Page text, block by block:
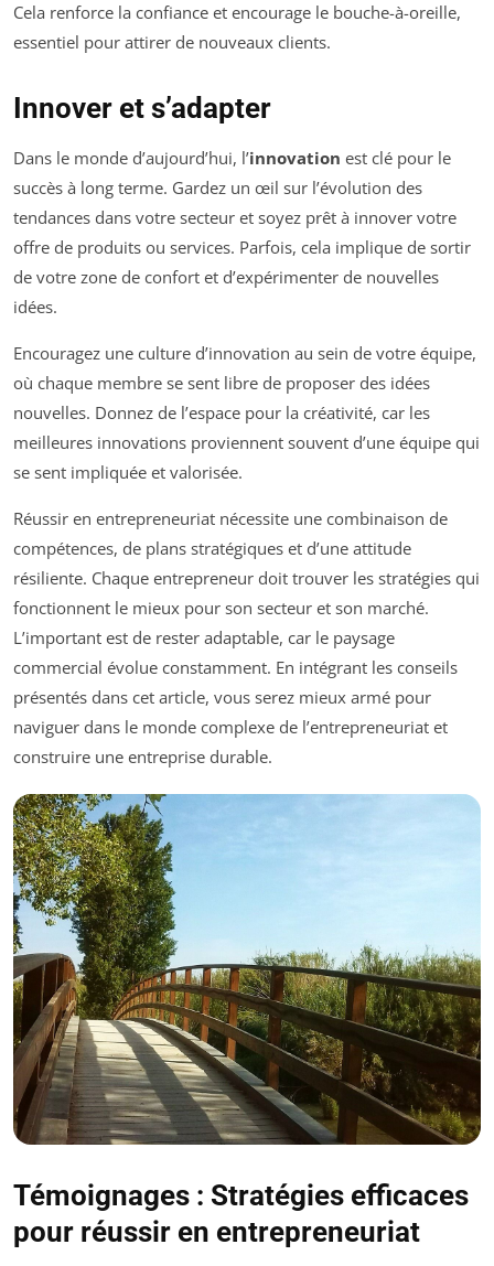
Cela renforce la confiance et encourage le bouche-à-oreille,
essentiel pour attirer de nouveaux clients.
Innover et s’adapter
Dans le monde d’aujourd’hui, l’innovation est clé pour le
succès à long terme. Gardez un œil sur l’évolution des
tendances dans votre secteur et soyez prêt à innover votre
offre de produits ou services. Parfois, cela implique de sortir
de votre zone de confort et d’expérimenter de nouvelles
idées.
Encouragez une culture d’innovation au sein de votre équipe,
où chaque membre se sent libre de proposer des idées
nouvelles. Donnez de l’espace pour la créativité, car les
meilleures innovations proviennent souvent d’une équipe qui
se sent impliquée et valorisée.
Réussir en entrepreneuriat nécessite une combinaison de
compétences, de plans stratégiques et d’une attitude
résiliente. Chaque entrepreneur doit trouver les stratégies qui
fonctionnent le mieux pour son secteur et son marché.
L’important est de rester adaptable, car le paysage
commercial évolue constamment. En intégrant les conseils
présentés dans cet article, vous serez mieux armé pour
naviguer dans le monde complexe de l’entrepreneuriat et
construire une entreprise durable.
Témoignages : Stratégies efficaces
pour réussir en entrepreneuriat